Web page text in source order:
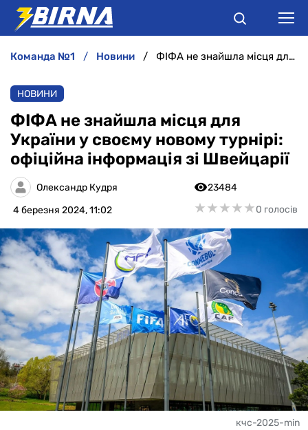
АНАЛІТИКА
ІНТЕРВ'Ю
РІЗНЕ
БУКМЕКЕРИ
команда №1 новини ФІФА не знайшла місця для України у своєму новому турнірі: офіційна інформація зі Швейцарії
НОВИНИ
ФІФА не знайшла місця для
України у своєму новому турнірі:
офіційна інформація зі Швейцарії
Олександр Кудря
4 березня 2024, 11:02
23484
★★★★★
★★★★★0 голосів
кчс-2025-min